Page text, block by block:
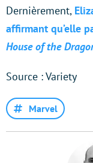
Dernièrement,
affirmant qu’elle
House of the
Source : Variety
Marvel